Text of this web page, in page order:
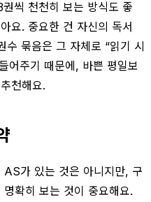
씩 천천히 보는 방식도 좋
요. 중요한 건 자신의 독서
수 묶음은 그 자체로 “읽기 시
어주기 때문에, 바쁜 평일보
천해요.
AS가 있는 것은 아니지만, 구
확히 보는 것이 중요해요.